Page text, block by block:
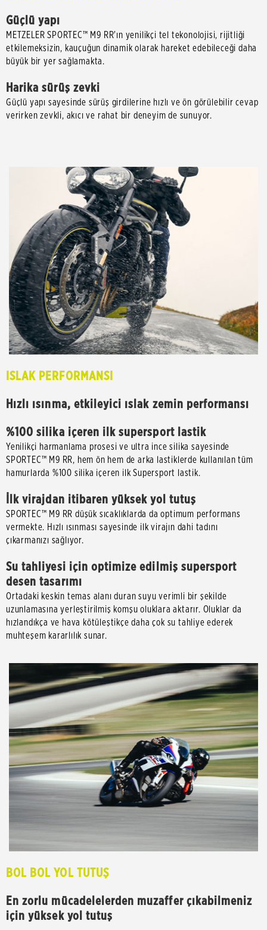
Güçlü yapı
METZELER SPORTEC™ M9 RR'ın yenilikçi tel tekonolojisi, rijitliği
etkilemeksizin, kauçuğun dinamik olarak hareket edebileceği daha
büyük bir yer sağlamakta.
Harika sürüş zevki
Güçlü yapı sayesinde sürüş girdilerine hızlı ve ön görülebilir cevap
verirken zevkli, akıcı ve rahat bir deneyim de sunuyor.
ISLAK PERFORMANSI
Hızlı ısınma, etkileyici ıslak zemin performansı
%100 silika içeren ilk supersport lastik
Yenilikçi harmanlama prosesi ve ultra ince silika sayesinde
SPORTEC™ M9 RR, hem ön hem de arka lastiklerde kullanılan tüm
hamurlarda %100 silika içeren ilk Supersport lastik.
İlk virajdan itibaren yüksek yol tutuş
SPORTEC™ M9 RR düşük sıcaklıklarda da optimum performans
vermekte. Hızlı ısınması sayesinde ilk virajın dahi tadını
çıkarmanızı sağlıyor.
Su tahliyesi için optimize edilmiş supersport
desen tasarımı
Ortadaki keskin temas alanı duran suyu verimli bir şekilde
uzunlamasına yerleştirilmiş komşu oluklara aktarır. Oluklar da
hızlandıkça ve hava kötüleştikçe daha çok su tahliye ederek
muhteşem kararlılık sunar.
BOL BOL YOL TUTUŞ
En zorlu mücadelelerden muzaffer çıkabilmeniz
için yüksek yol tutuş